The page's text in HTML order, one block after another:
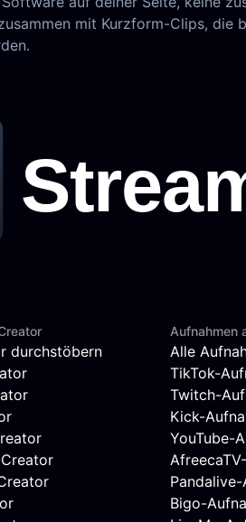
mit Kurzform-Clips,
durchstöbern
Aufnahmen
Alle
TikTok-
Twitch-
Kick-
YouTube-
Bigo-